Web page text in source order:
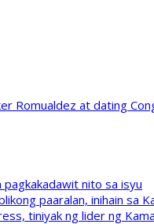
Romualdez at dating
pagkakadawit nito sa isyu
paaralan, inihain sa
tiniyak ng lider ng